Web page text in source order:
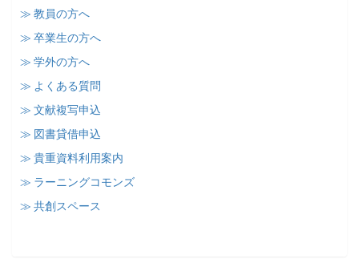
≫ 教員の方へ
≫ 卒業生の方へ
≫ 学外の方へ
≫ よくある質問
≫ 文献複写申込
≫ 図書貸借申込
≫ 貴重資料利用案内
≫ ラーニングコモンズ
≫ 共創スペース